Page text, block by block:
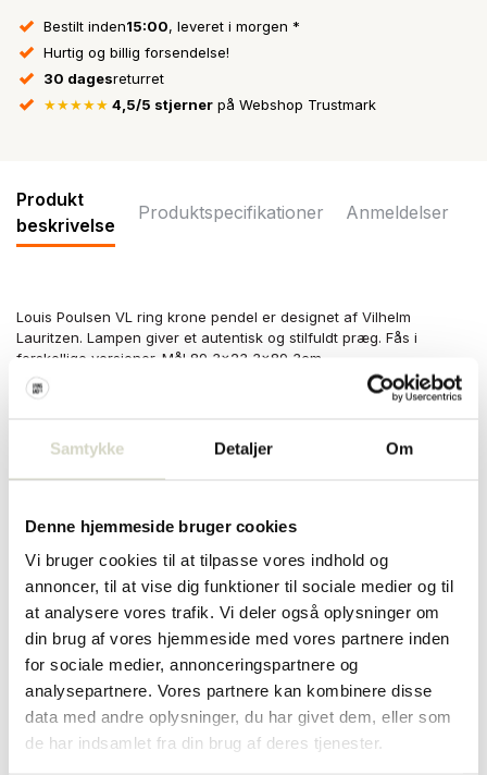
Samtykke Detaljer Om
Denne hjemmeside bruger cookies
Vi bruger cookies til at tilpasse vores indhold og
annoncer, til at vise dig funktioner til sociale medier og til
at analysere vores trafik. Vi deler også oplysninger om
din brug af vores hjemmeside med vores partnere inden
for sociale medier, annonceringspartnere og
analysepartnere. Vores partnere kan kombinere disse
data med andre oplysninger, du har givet dem, eller som
de har indsamlet fra din brug af deres tjenester.
Bestilt inden15:00, leveret i morgen *
Hurtig og billig forsendelse!
30 dagesreturret
★★★★★ 4,5/5 stjerner på Webshop Trustmark
Produkt
beskrivelse
Produktspecifikationer Anmeldelser
Louis Poulsen VL ring krone pendel er designet af Vilhelm
Lauritzen. Lampen giver et autentisk og stilfuldt præg. Fås i
forskellige versioner. Mål 89,3x23,3x89,3cm
Mål: bredde 89,3 x højde 23,3 x længde 89,3 cm
Farve: hvid, messing
Andet: 7x fitting E27, maksimalt 40W. Ledningslængde 400 cm.
betyder, at overfladens udseende vil ændre sig over tid og få et
PRODUKTSPECIFIKATIONER
Varenummer 5741094396
SKU
EAN 5703411181270